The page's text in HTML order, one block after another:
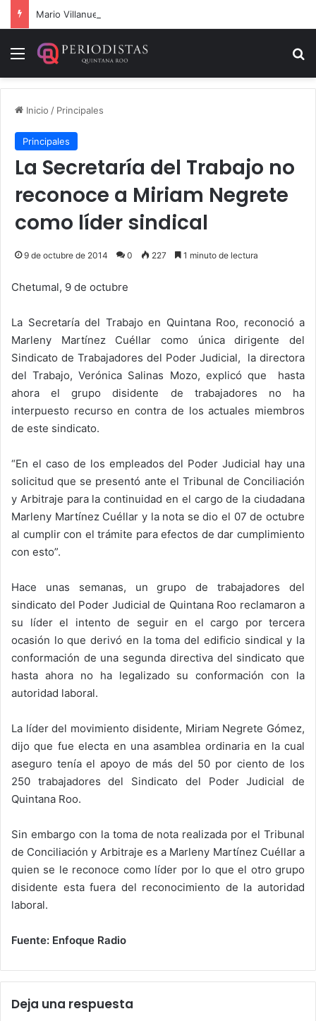
Mario Villanueva desmiente datos falsos sobre su caso
Menú
Inicio / Principales
Principales
La Secretaría del Trabajo no
reconoce a Miriam Negrete
como líder sindical
9 de octubre de 2014 0 227 1 minuto de lectura
Chetumal, 9 de octubre
La Secretaría del Trabajo en Quintana Roo, reconoció a
Marleny Martínez Cuéllar como única dirigente del
Sindicato de Trabajadores del Poder Judicial, la directora
del Trabajo, Verónica Salinas Mozo, explicó que hasta
ahora el grupo disidente de trabajadores no ha
interpuesto recurso en contra de los actuales miembros
de este sindicato.
“En el caso de los empleados del Poder Judicial hay una
solicitud que se presentó ante el Tribunal de Conciliación
y Arbitraje para la continuidad en el cargo de la ciudadana
Marleny Martínez Cuéllar y la nota se dio el 07 de octubre
al cumplir con el trámite para efectos de dar cumplimiento
con esto”.
Hace unas semanas, un grupo de trabajadores del
sindicato del Poder Judicial de Quintana Roo reclamaron a
su líder el intento de seguir en el cargo por tercera
ocasión lo que derivó en la toma del edificio sindical y la
conformación de una segunda directiva del sindicato que
hasta ahora no ha legalizado su conformación con la
autoridad laboral.
La líder del movimiento disidente, Miriam Negrete Gómez,
dijo que fue electa en una asamblea ordinaria en la cual
aseguro tenía el apoyo de más del 50 por ciento de los
250 trabajadores del Sindicato del Poder Judicial de
Quintana Roo.
Sin embargo con la toma de nota realizada por el Tribunal
de Conciliación y Arbitraje es a Marleny Martínez Cuéllar a
quien se le reconoce como líder por lo que el otro grupo
disidente esta fuera del reconocimiento de la autoridad
laboral.
Fuente: Enfoque Radio
Deja una respuesta